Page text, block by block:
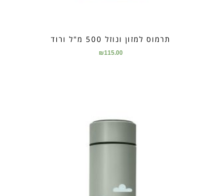
תרמוס למזון ונוזל 500 מ"ל ורוד
₪115.00